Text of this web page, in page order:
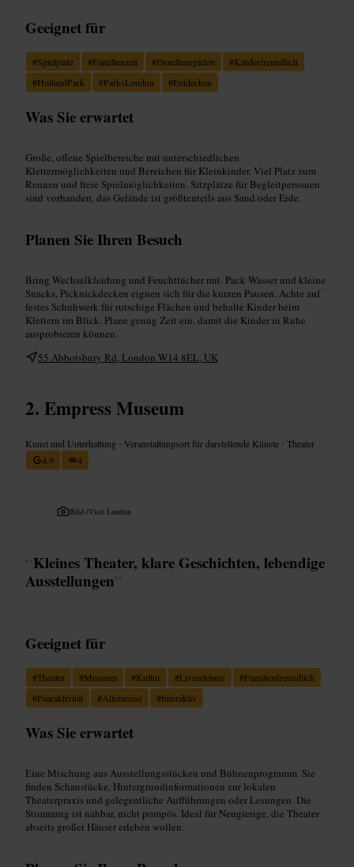
Geeignet für
#Spielplatz #Familienzeit #Draußenspielen #Kinderfreundlich
#HollandPark #ParksLondon #Entdecken
Was Sie erwartet
Große, offene Spielbereiche mit unterschiedlichen
Klettermöglichkeiten und Bereichen für Kleinkinder. Viel Platz zum
Rennen und freie Spielmöglichkeiten. Sitzplätze für Begleitpersonen
sind vorhanden, das Gelände ist größtenteils aus Sand oder Erde.
Planen Sie Ihren Besuch
Bring Wechselkleidung und Feuchttücher mit. Pack Wasser und kleine
Snacks, Picknickdecken eignen sich für die kurzen Pausen. Achte auf
festes Schuhwerk für rutschige Flächen und behalte Kinder beim
Klettern im Blick. Plane genug Zeit ein, damit die Kinder in Ruhe
ausprobieren können.
55 Abbotsbury Rd, London W14 8EL, UK
Empress Museum
Kunst und Unterhaltung • Veranstaltungsort für darstellende Künste •Theater
4,9
4
Bild /Visit London
“Kleines Theater, klare Geschichten, lebendige
Ausstellungen”
Geeignet für
#Theater #Museum #Kultur #Liveerlebnis #Familienfreundlich
#Paaraktivität #Alleinreise #Interaktiv
Was Sie erwartet
Eine Mischung aus Ausstellungsstücken und Bühnenprogramm. Sie
finden Schaustücke, Hintergrundinformationen zur lokalen
Theaterpraxis und gelegentliche Aufführungen oder Lesungen. Die
Stimmung ist nahbar, nicht pompös. Ideal für Neugierige, die Theater
abseits großer Häuser erleben wollen.